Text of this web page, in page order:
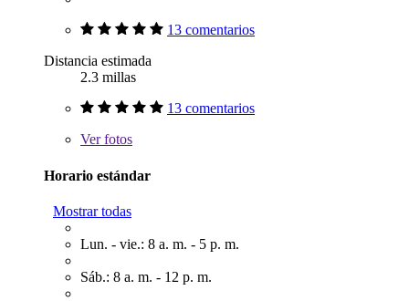
13 comentarios
Distancia estimada
2.3 millas
13 comentarios
Verfotos
Horario estándar
Mostrar todas
Lun. - vie.: 8 a. m. - 5 p. m.
Sáb.: 8 a. m. - 12 p. m.